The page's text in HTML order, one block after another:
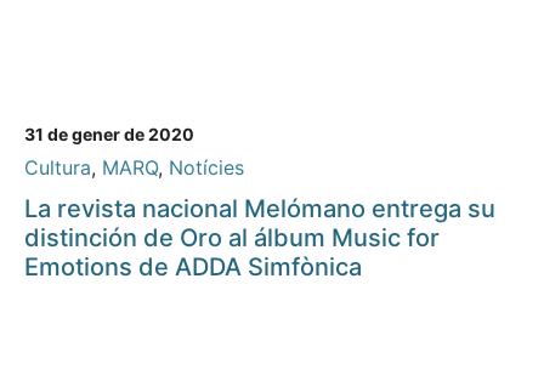
31 de gener de 2020
Cultura, MARQ, Notícies
La revista nacional Melómano entrega su
distinción de Oro al álbum Music for
Emotions de ADDA Simfònica